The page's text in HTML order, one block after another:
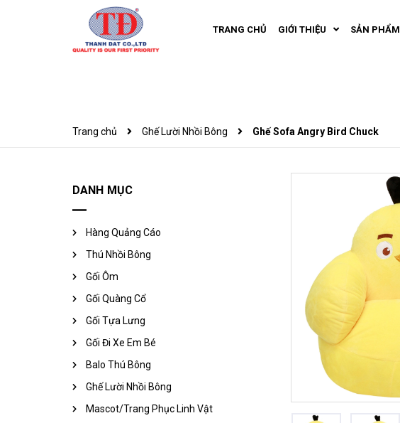
TRANG CHỦ GIỚI THIỆU SẢN PHẨM
Trang chủ Ghế Lười Nhồi Bông Ghế Sofa Angry Bird Chuck
DANH MỤC
Hàng Quảng Cáo
Thú Nhồi Bông
Gối Ôm
Gối Quàng Cổ
Gối Tựa Lưng
Gối Đi Xe Em Bé
Balo Thú Bông
Ghế Lười Nhồi Bông
Mascot/Trang Phục Linh Vật